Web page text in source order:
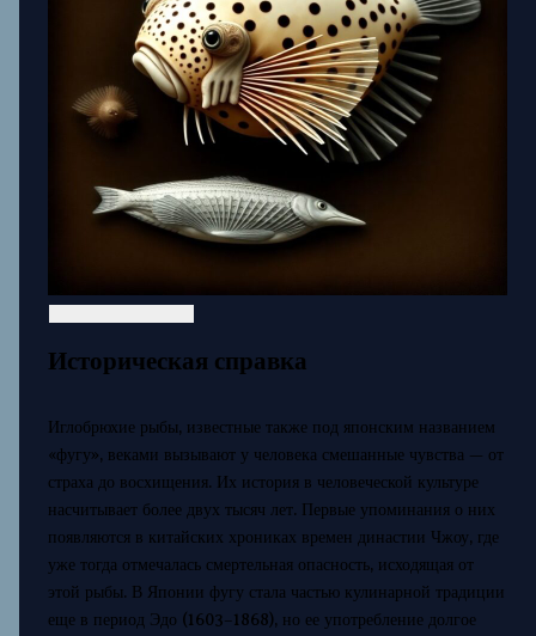
Историческая справка
Иглобрюхие рыбы, известные также под японским названием
«фугу», веками вызывают у человека смешанные чувства — от
страха до восхищения. Их история в человеческой культуре
насчитывает более двух тысяч лет. Первые упоминания о них
появляются в китайских хрониках времен династии Чжоу, где
уже тогда отмечалась смертельная опасность, исходящая от
этой рыбы. В Японии фугу стала частью кулинарной традиции
еще в период Эдо (1603–1868), но ее употребление долгое